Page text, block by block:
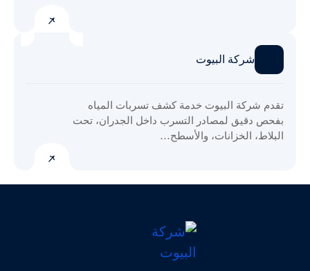
شركة البيوت
تقدم شركة البيوت خدمة كشف تسربات المياه
بفحص دقيق لمصادر التسرب داخل الجدران، تحت
البلاط، الخزانات، والأسطح…